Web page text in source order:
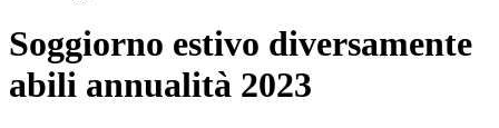
Soggiorno estivo diversamente
abili annualità 2023